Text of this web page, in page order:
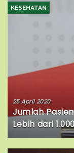
KESEHATAN
25 April 2020
Jumlah
Lebih dari